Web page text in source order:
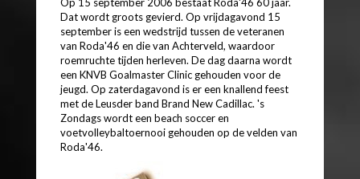
Dat wordt groots gevierd. Op vrijdagavond 15
september is een wedstrijd tussen de veteranen
van Roda'46 en die van Achterveld, waardoor
roemruchte tijden herleven. De dag daarna wordt
een KNVB Goalmaster Clinic gehouden voor de
jeugd. Op zaterdagavond is er een knallend feest
met de Leusder band Brand New Cadillac. 's
Zondags wordt een beach soccer en
voetvolleybaltoernooi gehouden op de velden van
Roda'46.